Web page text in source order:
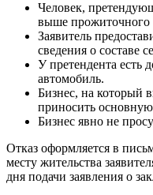
Человек,
выше
Заявитель
сведения о составе
У претендента есть
автомобиль.
Бизнес, на который
приносить
Бизнес явно не
Отказ оформляется в
месту жительства
дня подачи заявления о